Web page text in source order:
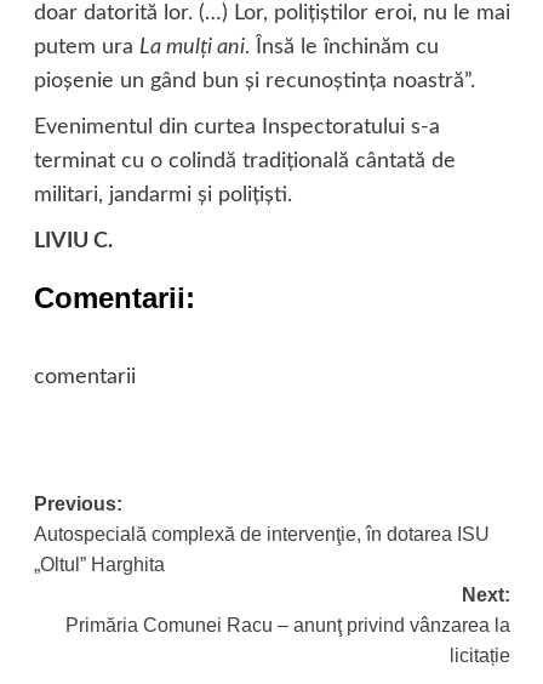
doar datorită lor. (…) Lor, poliţiştilor eroi, nu le mai
putem ura La mulţi ani. Însă le închinăm cu
pioşenie un gând bun şi recunoştinţa noastră”.
Evenimentul din curtea Inspectoratului s-a
terminat cu o colindă tradiţională cântată de
militari, jandarmi şi poliţişti.
LIVIU C.
Comentarii:
comentarii
Post
navigation
Previous:
Autospecială complexă de intervenţie, în dotarea ISU
„Oltul” Harghita
Next:
Primăria Comunei Racu – anunţ privind vânzarea la
licitație